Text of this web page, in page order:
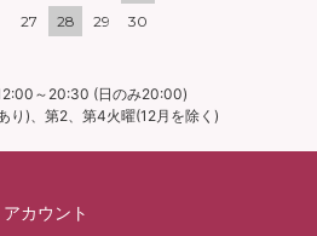
27
28 29 30
～20:30 (日のみ20:00)
り)、第2、第4火曜(12月を除く)
アカウント